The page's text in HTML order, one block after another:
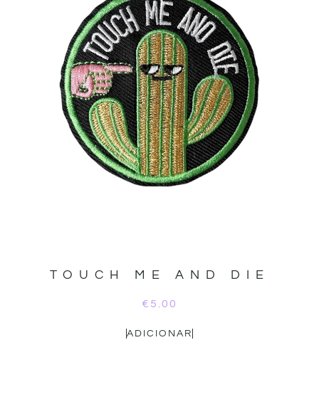
TOUCH ME AND DIE
€ 5.00
ADICIONAR